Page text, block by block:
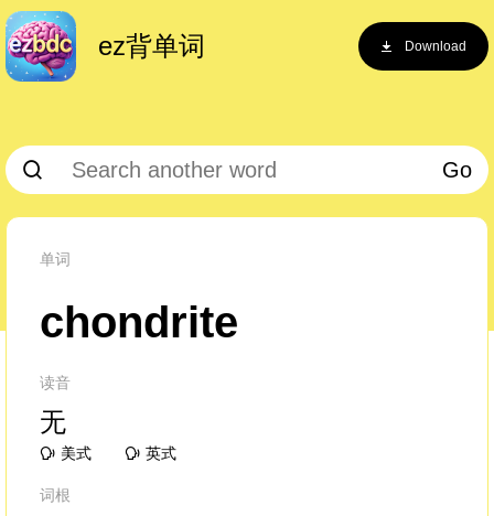
ez背单词 Download
Go
单词
chondrite
读音
无
美式 英式
词根